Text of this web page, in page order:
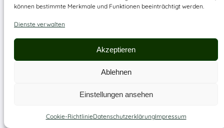
können bestimmte Merkmale und Funktionen beeinträchtigt werden.
Dienste verwalten
Akzeptieren
Ablehnen
Einstellungen ansehen
Cookie-RichtlinieDatenschutzerklärungImpressum